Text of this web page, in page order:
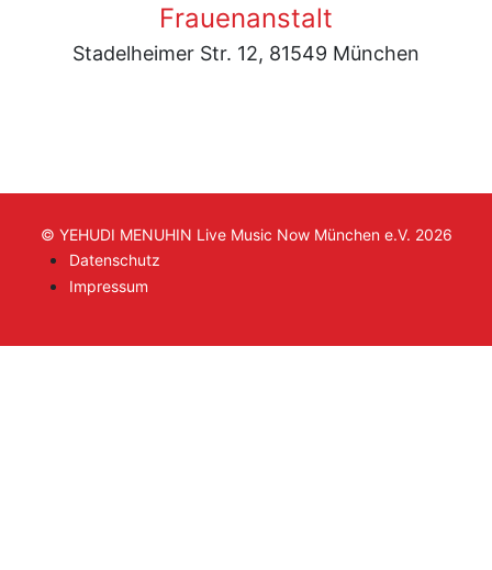
Frauenanstalt
Stadelheimer Str. 12, 81549 München
© YEHUDI MENUHIN Live Music Now München e.V. 2026
Datenschutz
Impressum